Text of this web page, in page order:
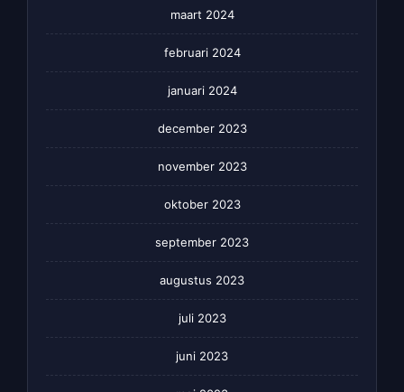
maart 2024
februari 2024
januari 2024
december 2023
november 2023
oktober 2023
september 2023
augustus 2023
juli 2023
juni 2023